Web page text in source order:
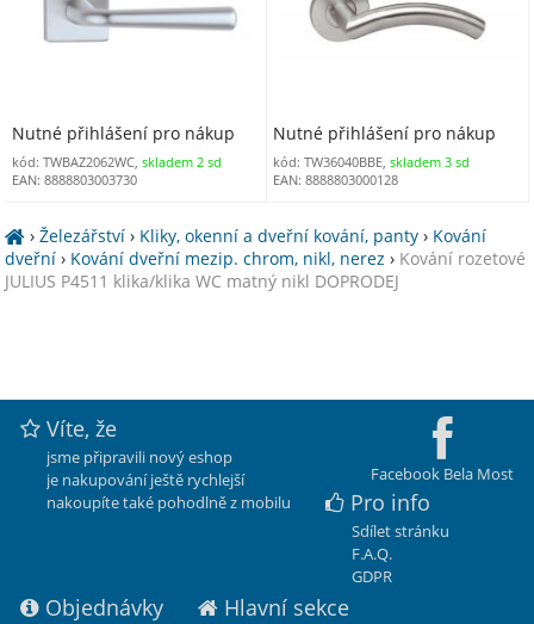
Nutné přihlášení pro nákup
kód: TWBAZ2062WC, skladem 2 sd
EAN: 8888803003730
Nutné přihlášení pro nákup
kód: TW36040BBE,skladem 3 sd
EAN: 8888803000128
›Železářství › Kliky, okenní a dveřní kování, panty › Kování
dveřní › Kování dveřní mezip. chrom, nikl, nerez › Kování rozetové
JULIUS P4511 klika/klika WC matný nikl DOPRODEJ
Facebook Bela Most
Víte, že
jsme připravili nový eshop
je nakupování ještě rychlejší
nakoupíte také pohodlně z mobilu
Pro info
Sdílet stránku
F.A.Q.
GDPR
Objednávky Hlavní sekce